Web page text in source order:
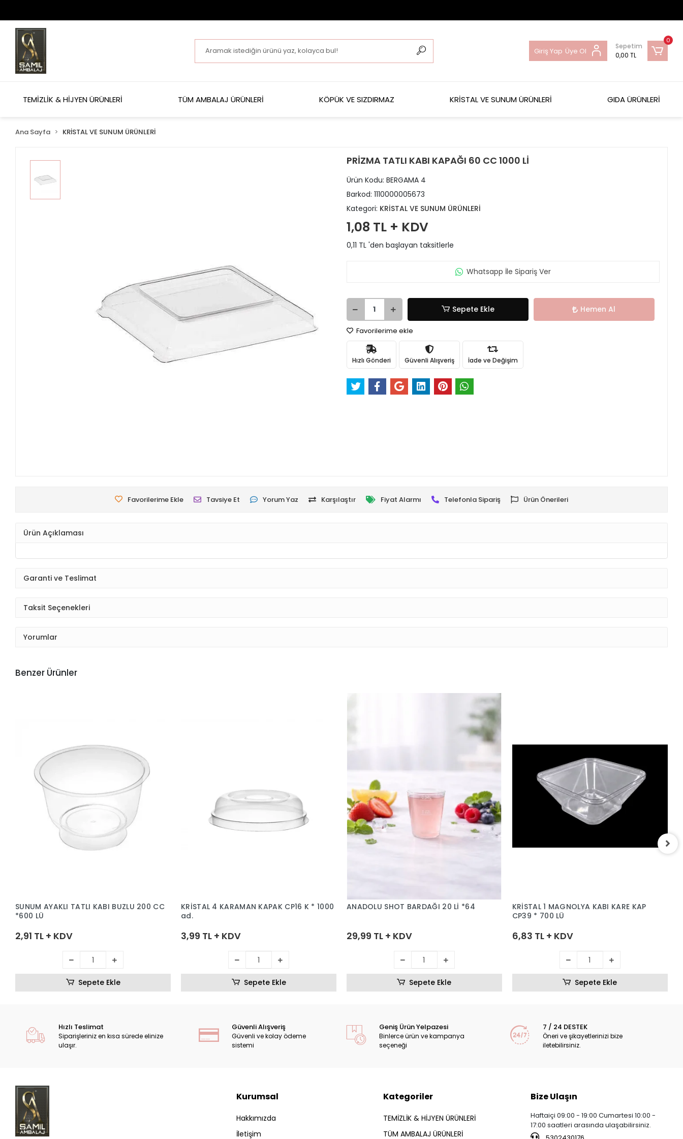
Giriş Yap Üye Ol
0
Sepetim
0,00 TL
TEMİZLİK & HİJYEN ÜRÜNLERİ TÜM AMBALAJ ÜRÜNLERİ KÖPÜK VE SIZDIRMAZ KRİSTAL VE SUNUM ÜRÜNLERİ GIDA ÜRÜNLERİ
Ana Sayfa KRİSTAL VE SUNUM ÜRÜNLERİ
PRİZMA TATLI KABI KAPAĞI 60 CC 1000 Lİ
Ürün Kodu: BERGAMA 4
Barkod: 1110000005673
Kategori: KRİSTAL VE SUNUM ÜRÜNLERİ
1,08 TL + KDV
0,11 TL 'den başlayan taksitlerle
Whatsapp İle Sipariş Ver
Sepete Ekle Hemen Al
Favorilerime ekle
Hızlı Gönderi Güvenli Alışveriş İade ve Değişim
Favorilerime Ekle Tavsiye Et Yorum Yaz Karşılaştır Fiyat Alarmı Telefonla Sipariş Ürün Önerileri
Ürün Açıklaması
Garanti ve Teslimat
Taksit Seçenekleri
Yorumlar
Benzer Ürünler
SUNUM AYAKLI TATLI KABI BUZLU 200 CC
*600 LÜ
2,91 TL + KDV
Sepete Ekle
KRİSTAL 4 KARAMAN KAPAK CP16 K * 1000
ad.
3,99 TL + KDV
Sepete Ekle
ANADOLU SHOT BARDAĞI 20 Lİ *64
29,99 TL + KDV
Sepete Ekle
KRİSTAL 1 MAGNOLYA KABI KARE KAP
CP39 * 700 LÜ
6,83 TL + KDV
Sepete Ekle
Hızlı Teslimat
Siparişleriniz en kısa sürede elinize
ulaşır.
Güvenli Alışveriş
Güvenli ve kolay ödeme
sistemi
Geniş Ürün Yelpazesi
Binlerce ürün ve kampanya
seçeneği
7 / 24 DESTEK
Öneri ve şikayetlerinizi bize
iletebilirsiniz.
Kurumsal
Hakkımızda
İletişim
Kategoriler
TEMİZLİK & HİJYEN ÜRÜNLERİ
TÜM AMBALAJ ÜRÜNLERİ
Bize Ulaşın
Haftaiçi 09:00 - 19:00 Cumartesi 10:00 -
17:00 saatleri arasında ulaşabilirsiniz.